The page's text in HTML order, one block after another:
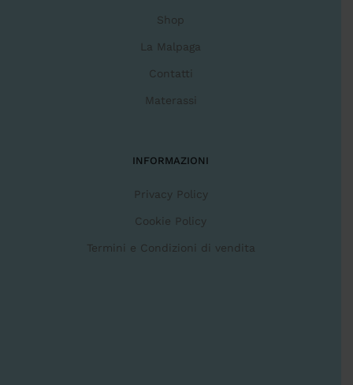
Shop
La Malpaga
Contatti
Materassi
INFORMAZIONI
Privacy Policy
Cookie Policy
Termini e Condizioni di vendita